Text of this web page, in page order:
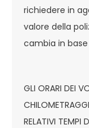
richiedere in
valore della
cambia in
GLI ORARI DEI
RELATIVI TEMPI